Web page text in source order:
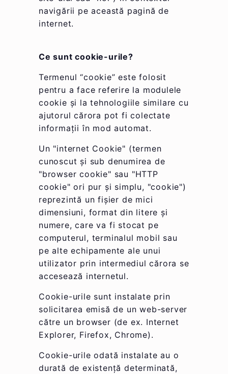
navigării pe această pagină de
internet.
Ce sunt cookie-urile?
Termenul “cookie” este folosit
pentru a face referire la modulele
cookie și la tehnologiile similare cu
ajutorul cărora pot fi colectate
informații în mod automat.
Un "internet Cookie" (termen
cunoscut și sub denumirea de
"browser cookie" sau "HTTP
cookie" ori pur și simplu, "cookie")
reprezintă un fișier de mici
dimensiuni, format din litere și
numere, care va fi stocat pe
computerul, terminalul mobil sau
pe alte echipamente ale unui
utilizator prin intermediul cărora se
accesează internetul.
Cookie-urile sunt instalate prin
solicitarea emisă de un web-server
către un browser (de ex. Internet
Explorer, Firefox, Chrome).
Cookie-urile odată instalate au o
durată de existență determinată,